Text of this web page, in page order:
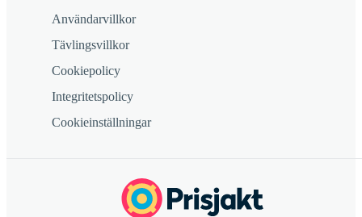
Användarvillkor
Tävlingsvillkor
Cookiepolicy
Integritetspolicy
Cookieinställningar